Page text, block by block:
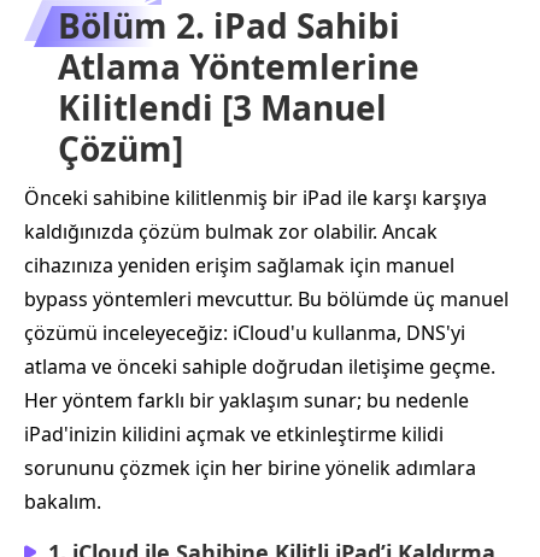
Bölüm 2. iPad Sahibi
Atlama Yöntemlerine
Kilitlendi [3 Manuel
Çözüm]
Önceki sahibine kilitlenmiş bir iPad ile karşı karşıya
kaldığınızda çözüm bulmak zor olabilir. Ancak
cihazınıza yeniden erişim sağlamak için manuel
bypass yöntemleri mevcuttur. Bu bölümde üç manuel
çözümü inceleyeceğiz: iCloud'u kullanma, DNS'yi
atlama ve önceki sahiple doğrudan iletişime geçme.
Her yöntem farklı bir yaklaşım sunar; bu nedenle
iPad'inizin kilidini açmak ve etkinleştirme kilidi
sorununu çözmek için her birine yönelik adımlara
bakalım.